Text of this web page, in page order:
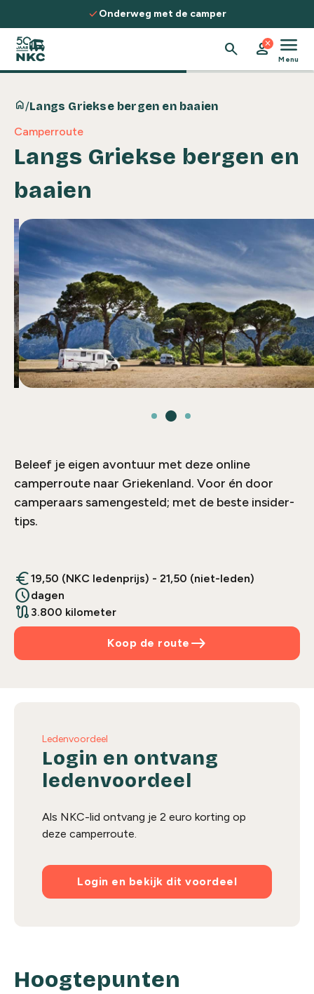
Spring naar de inhoud checkOntdek routes, kennis &
search person
close menu
Menu
home/Langs Griekse bergen en baaien
Camperroute
Langs Griekse bergen en
baaien
Beleef je eigen avontuur met deze online
camperroute naar Griekenland. Voor én door
camperaars samengesteld; met de beste insider-
tips.
euro19,50 (NKC ledenprijs) - 21,50 (niet-leden)
scheduledagen
route 3.800 kilometer
east
Koop de route
Ledenvoordeel
Login en ontvang
ledenvoordeel
Als NKC-lid ontvang je 2 euro korting op
deze camperroute.
Login en bekijk dit voordeel
Hoogtepunten